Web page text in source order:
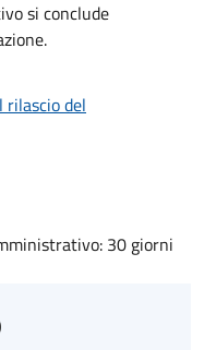
si conclude
rilascio del
30 giorni